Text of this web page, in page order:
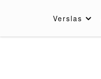
Verslas